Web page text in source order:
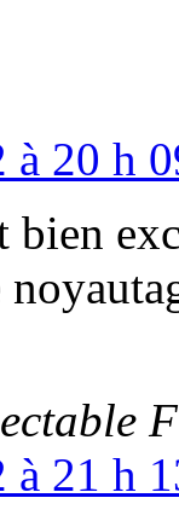
à 20 h
bien
à 21 h